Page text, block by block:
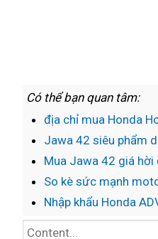
Có thể bạn quan tâm:
địa chỉ mua Honda
Jawa 42 siêu phẩm
Mua Jawa 42 giá hời
So kè sức mạnh
Nhập khẩu Honda